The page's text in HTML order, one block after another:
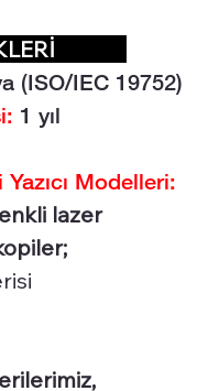
(ISO/IEC 19752)
1 yıl
Modelleri:
lazer